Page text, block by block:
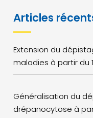
Articles
Extension du
maladies à partir du
Généralisation du
drépanocytose à